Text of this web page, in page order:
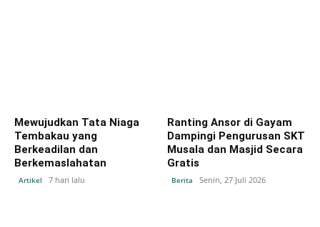
Mewujudkan Tata Niaga
Tembakau yang
Berkeadilan dan
Berkemaslahatan
Artikel 7 hari lalu
Ranting Ansor di Gayam
Dampingi Pengurusan SKT
Musala dan Masjid Secara
Gratis
Berita Senin, 27 Juli 2026